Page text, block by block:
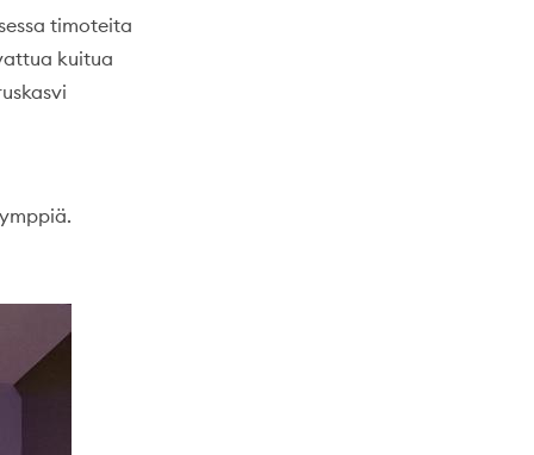
timoteita
kuitua